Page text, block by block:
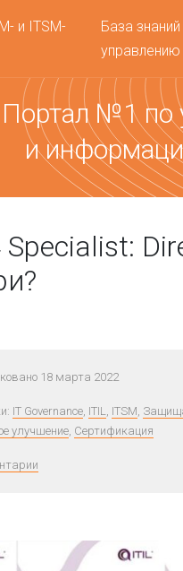
и ITSM-
База
Портал №1 по
и
Specialist:
18 марта 2022
IT Governance, ITIL, ITSM,
улучшение, Сертификация